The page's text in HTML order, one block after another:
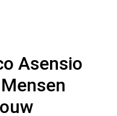
Asensio